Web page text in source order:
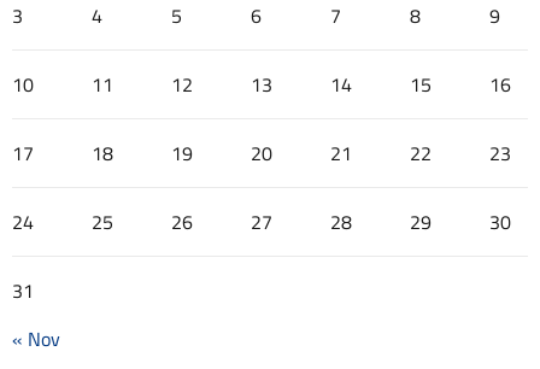
3 4 5 6 7 8 9
10 11 12 13 14 15 16
17 18 19 20 21 22 23
24 25 26 27 28 29 30
31
« Nov